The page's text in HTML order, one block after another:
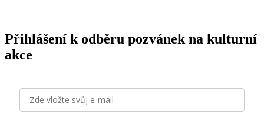
Přihlášení k odběru pozvánek na kulturní
akce